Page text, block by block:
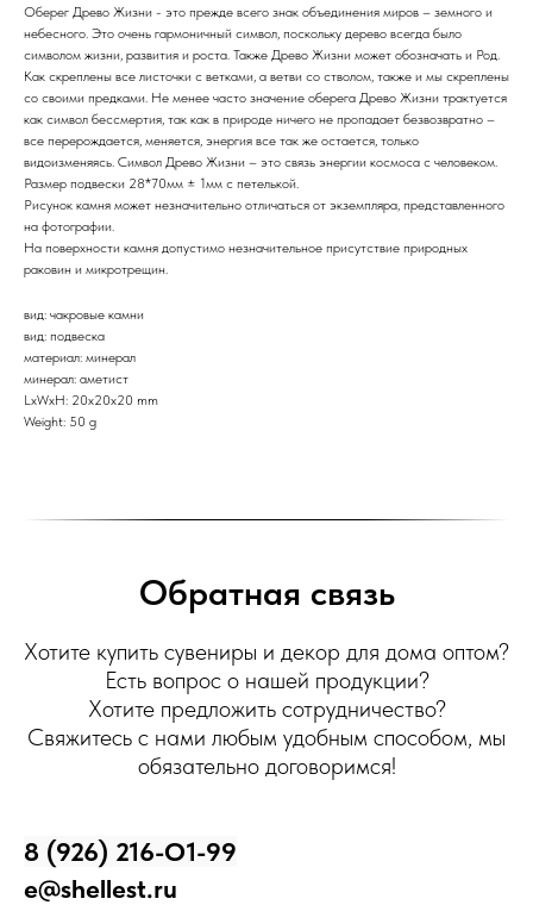
Оберег Древо Жизни - это прежде всего знак объединения миров – земного и
небесного. Это очень гармоничный символ, поскольку дерево всегда было
символом жизни, развития и роста. Также Древо Жизни может обозначать и Род.
Как скреплены все листочки с ветками, а ветви со стволом, также и мы скреплены
со своими предками. Не менее часто значение оберега Древо Жизни трактуется
как символ бессмертия, так как в природе ничего не пропадает безвозвратно –
все перерождается, меняется, энергия все так же остается, только
видоизменяясь. Символ Древо Жизни – это связь энергии космоса с человеком.
Размер подвески 28*70мм ± 1мм с петелькой.
Рисунок камня может незначительно отличаться от экземпляра, представленного
на фотографии.
На поверхности камня допустимо незначительное присутствие природных
раковин и микротрещин.
вид: чакровые камни
вид: подвеска
материал: минерал
минерал: аметист
LxWxH: 20x20x20 mm
Weight: 50 g
Обратная связь
Хотите купить сувениры и декор для дома оптом?
Есть вопрос о нашей продукции?
Хотите предложить сотрудничество?
Свяжитесь с нами любым удобным способом, мы
обязательно договоримся!
8 (926) 216-О1-99
e@shellest.ru